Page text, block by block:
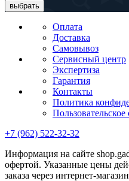
выбрать
Оплата
Доставка
Самовывоз
Сервисный центр
Экспертиза
Гарантия
Контакты
Политика
+7 (962) 522-32-32
Информация на сайте
офертой. Указанные цены
заказа через интернет-